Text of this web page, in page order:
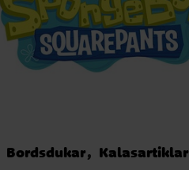
Bordsdukar Kalasartiklar